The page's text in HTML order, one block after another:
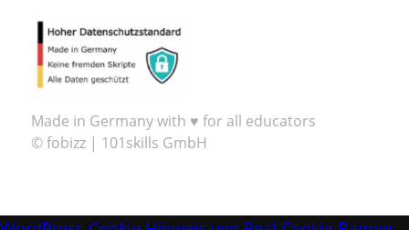
Made in Germany with ♥ for all educators
© fobizz | 101skills GmbH